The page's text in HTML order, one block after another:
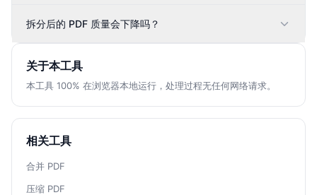
拆分后的 PDF 质量会下降吗？
关于本工具
本工具 100% 在浏览器本地运行，处理过程无任何网络请求。
相关工具
合并 PDF
压缩 PDF